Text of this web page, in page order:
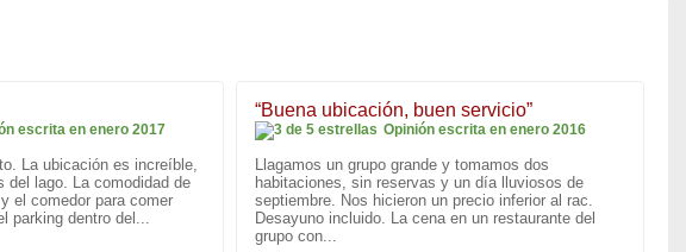
escrita en enero 2017
La ubicación es increíble,
del lago. La comodidad de
el comedor para comer
parking dentro del...
“Buena ubicación, buen servicio”
Opinión escrita en enero 2016
Llagamos un grupo grande y tomamos dos
habitaciones, sin reservas y un día lluviosos de
septiembre. Nos hicieron un precio inferior al rac.
Desayuno incluido. La cena en un restaurante del
grupo con...